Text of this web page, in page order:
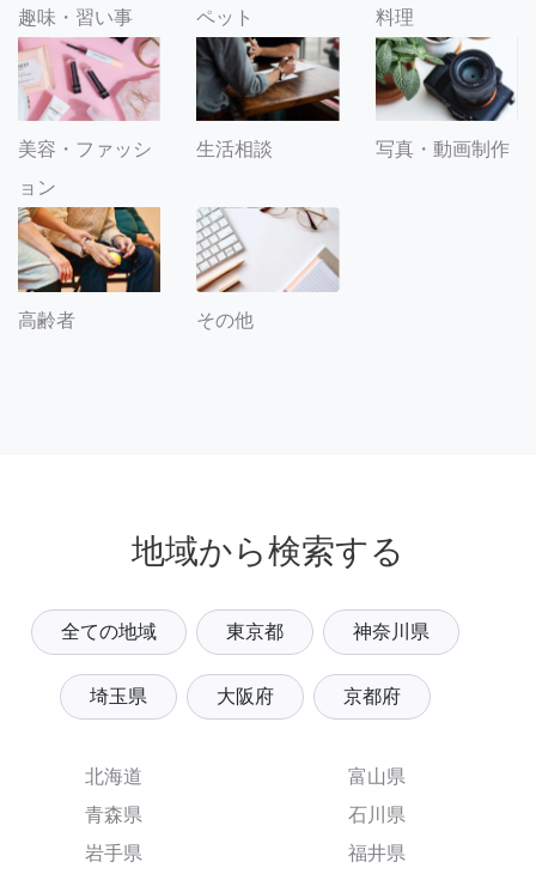
趣味・習い事 ペット 料理
美容・ファッシ
ョン
生活相談 写真・動画制作
高齢者 その他
地域から検索する
全ての地域 東京都 神奈川県
埼玉県 大阪府 京都府
北海道
青森県
岩手県
富山県
石川県
福井県